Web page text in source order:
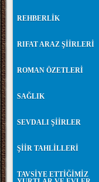
REHBERLİK
RIFAT ARAZ ŞİİRLERİ
ROMAN ÖZETLERİ
SAĞLIK
SEVDALI ŞİİRLER
ŞİİR TAHLİLLERİ
TAVSİYE ETTİĞİMİZ